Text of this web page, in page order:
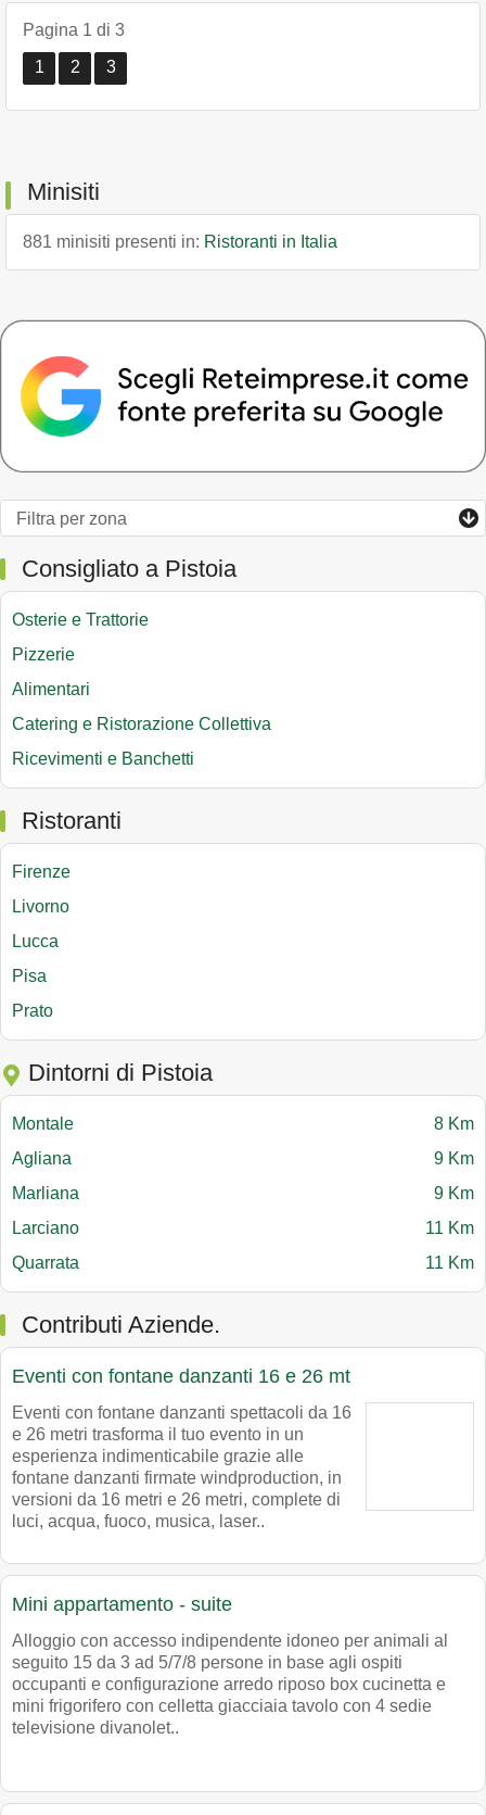
Pagina 1 di 3
1
2 3
Minisiti
881 minisiti presenti in: Ristoranti in Italia
Consigliato a Pistoia
Osterie e Trattorie
Pizzerie
Alimentari
Catering e Ristorazione Collettiva
Ricevimenti e Banchetti
Ristoranti
Firenze
Livorno
Lucca
Pisa
Prato
Dintorni di Pistoia
Montale
8 Km
Agliana
9 Km
Marliana
9 Km
Larciano
11 Km
Quarrata
11 Km
Contributi Aziende.
Eventi con fontane danzanti 16 e 26 mt
Eventi con fontane danzanti spettacoli da 16
e 26 metri trasforma il tuo evento in un
esperienza indimenticabile grazie alle
fontane danzanti firmate windproduction, in
versioni da 16 metri e 26 metri, complete di
luci, acqua, fuoco, musica, laser..
Mini appartamento - suite
Alloggio con accesso indipendente idoneo per animali al
seguito 15 da 3 ad 5/7/8 persone in base agli ospiti
occupanti e configurazione arredo riposo box cucinetta e
mini frigorifero con celletta giacciaia tavolo con 4 sedie
televisione divanolet..